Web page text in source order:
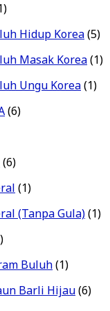
Hidup Korea(5)
Masak Korea(1)
Ungu Korea(1)
(6)
(6)
(1)
(Tanpa Gula)(1)
Buluh(1)
Barli Hijau(6)